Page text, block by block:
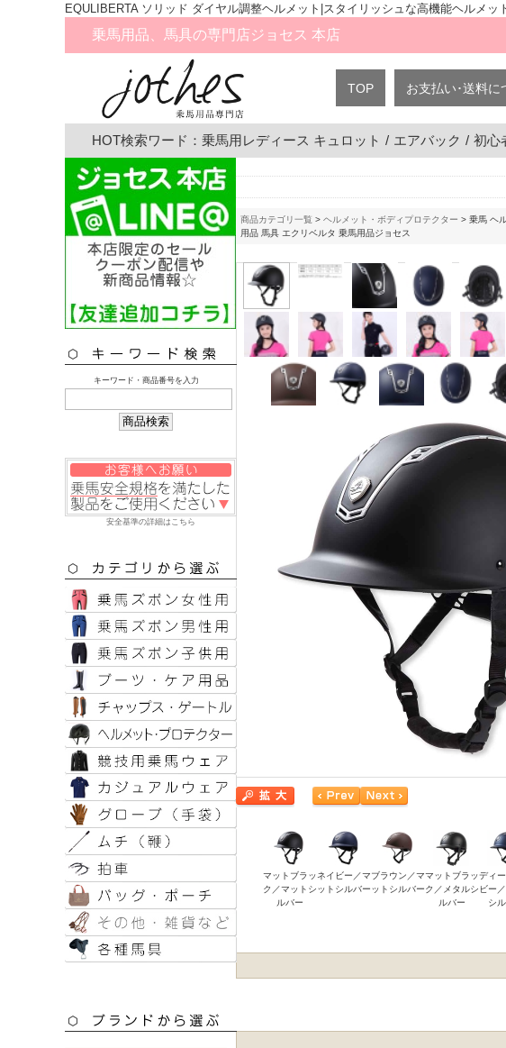
EQULIBERTA ソリッド ダイヤル調整ヘルメット|スタイリッシュな高機能ヘルメッ
乗馬用品、馬具の専門店ジョセス 本店
TOP お支払い･送料に
HOT検索ワード： 乗馬用レディース キュロット / エアバック / 初心
キーワード・商品番号を入力
安全基準の詳細はこちら
商品カテゴリ一覧 > ヘルメット・ボディプロテクター > 乗馬 ヘ
用品 馬具 エクリベルタ 乗馬用品ジョセス
マットブラッ
ク／マットシ
ルバー
ネイビー／マ
ットシルバー
ブラウン／マ
ットシルバー
マットブラッ
ク／メタルシ
ルバー
ディ
ビー
シ